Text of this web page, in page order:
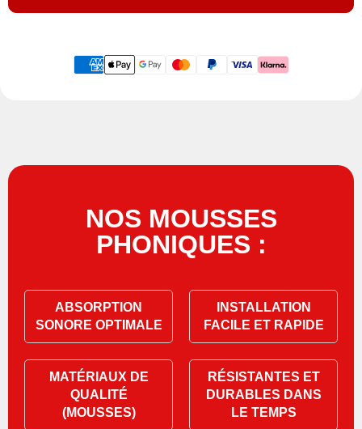
NOS MOUSSES
PHONIQUES :
ABSORPTION
SONORE OPTIMALE
INSTALLATION
FACILE ET RAPIDE
MATÉRIAUX DE
QUALITÉ
(MOUSSES)
RÉSISTANTES ET
DURABLES DANS
LE TEMPS